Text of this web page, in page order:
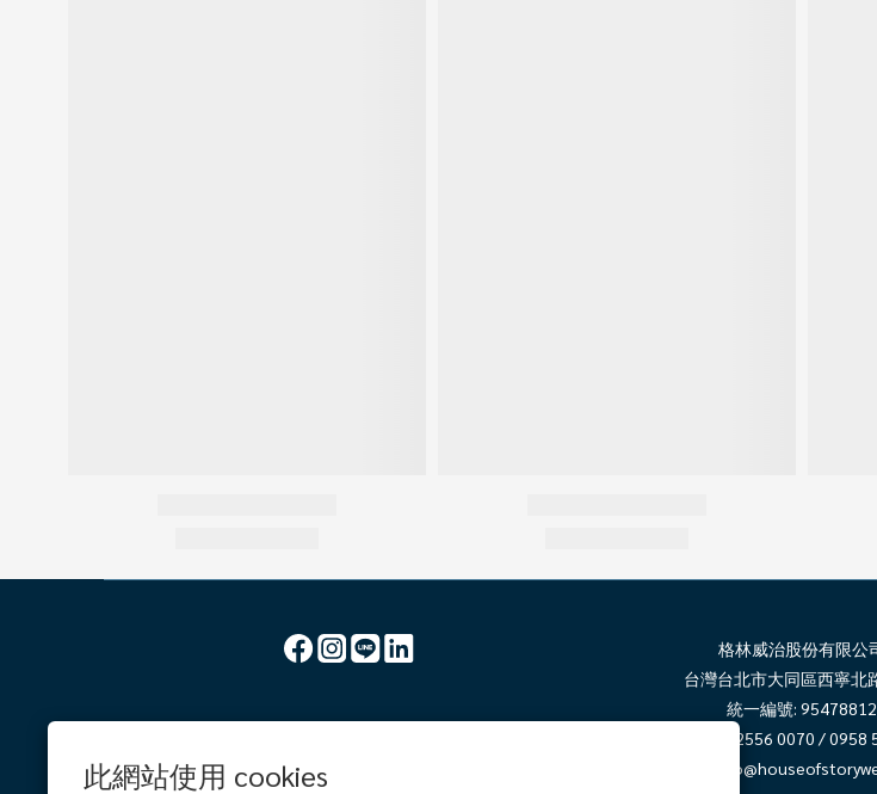
此網站使用 cookies
格林威治股份有限公
台灣台北市大同區西寧北
統一編號: 95478812
電話: 02 2556 0070 / 0958